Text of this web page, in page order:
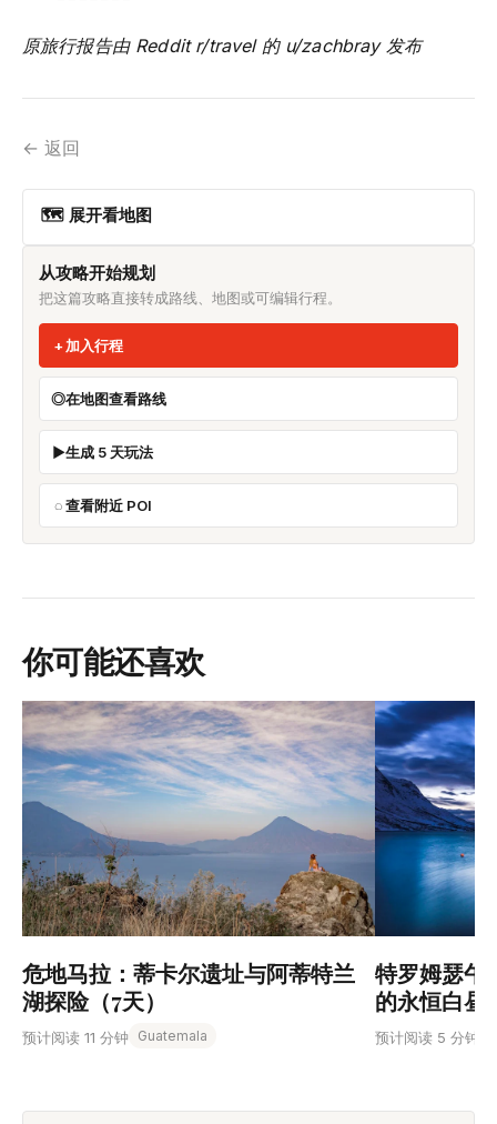
原旅行报告由 Reddit r/travel 的 u/zachbray 发布
← 返回
🗺 展开看地图
从攻略开始规划
把这篇攻略直接转成路线、地图或可编辑行程。
加入行程
在地图查看路线
生成 5 天玩法
查看附近 POI
你可能还喜欢
危地马拉：蒂卡尔遗址与阿蒂特兰
湖探险（7天）
预计阅读 11 分钟 Guatemala
特罗姆瑟午
的永恒白昼
预计阅读 5 分钟